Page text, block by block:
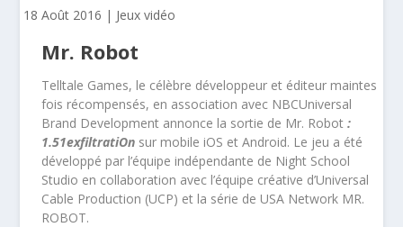
18 Août 2016 | Jeux vidéo
Mr. Robot
Telltale Games, le célèbre développeur et éditeur maintes
fois récompensés, en association avec NBCUniversal
Brand Development annonce la sortie de Mr. Robot:
1.51exfiltratiOn sur mobile iOS et Android. Le jeu a été
développé par l’équipe indépendante de Night School
Studio en collaboration avec l’équipe créative d’Universal
Cable Production (UCP) et la série de USA Network MR.
ROBOT.